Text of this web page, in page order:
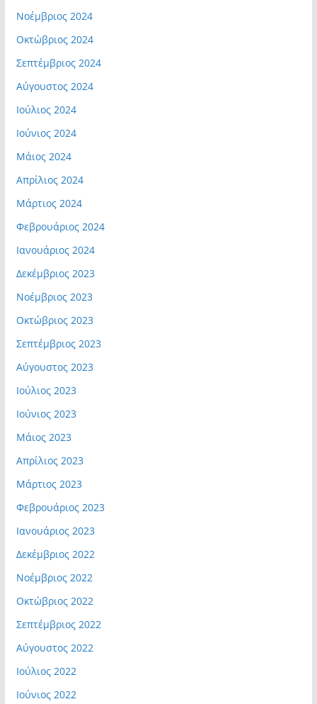
Νοέμβριος 2024
Οκτώβριος 2024
Σεπτέμβριος 2024
Αύγουστος 2024
Ιούλιος 2024
Ιούνιος 2024
Μάιος 2024
Απρίλιος 2024
Μάρτιος 2024
Φεβρουάριος 2024
Ιανουάριος 2024
Δεκέμβριος 2023
Νοέμβριος 2023
Οκτώβριος 2023
Σεπτέμβριος 2023
Αύγουστος 2023
Ιούλιος 2023
Ιούνιος 2023
Μάιος 2023
Απρίλιος 2023
Μάρτιος 2023
Φεβρουάριος 2023
Ιανουάριος 2023
Δεκέμβριος 2022
Νοέμβριος 2022
Οκτώβριος 2022
Σεπτέμβριος 2022
Αύγουστος 2022
Ιούλιος 2022
Ιούνιος 2022